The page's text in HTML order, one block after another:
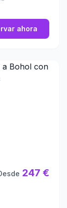
ahora
247 €